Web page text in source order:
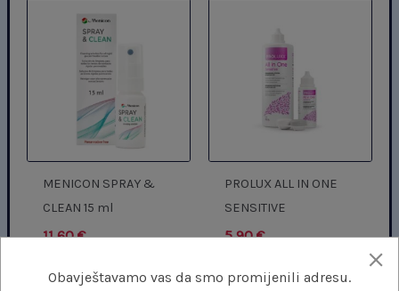
MENICON SPRAY &
CLEAN 15 ml
11,60€
PROLUX ALL IN ONE
SENSITIVE
5,90€
Obavještavamo vas da smo promijenili adresu.